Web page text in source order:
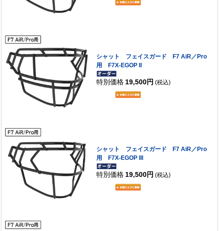
シャット フェイスガード F7 AiR／Pro
用 F7X-EGOP II
特別価格 19,500円 (税込)
シャット フェイスガード F7 AiR／Pro
用 F7X-EGOP III
特別価格 19,500円 (税込)